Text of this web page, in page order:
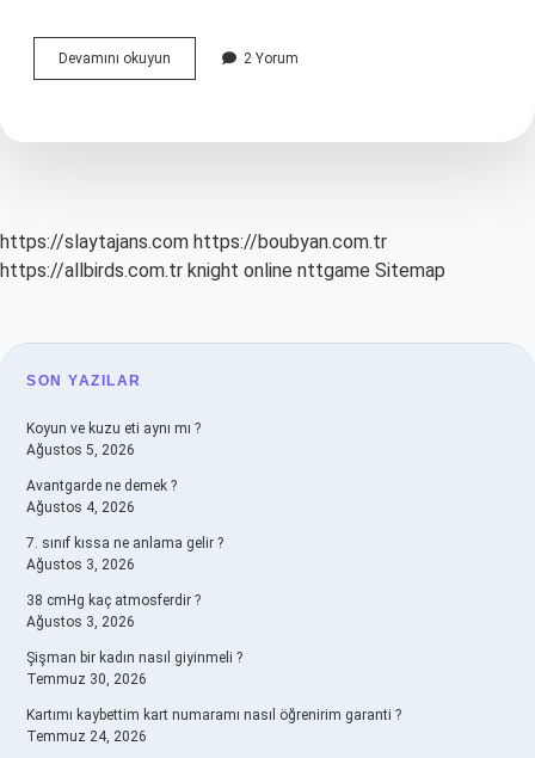
Devamını okuyun Tampon
Baskı
2 Yorum
https://slaytajans.com https://boubyan.com.tr
https://allbirds.com.tr knight online nttgame Sitemap
SIDEBAR
SON YAZILAR
Koyun ve kuzu eti aynı mı ?
Ağustos 5, 2026
Avantgarde ne demek ?
Ağustos 4, 2026
7. sınıf kıssa ne anlama gelir ?
Ağustos 3, 2026
38 cmHg kaç atmosferdir ?
Ağustos 3, 2026
Şişman bir kadın nasıl giyinmeli ?
Temmuz 30, 2026
Kartımı kaybettim kart numaramı nasıl öğrenirim garanti ?
Temmuz 24, 2026